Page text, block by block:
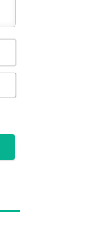
Name*
Email*